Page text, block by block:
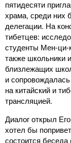
пятидесяти
храма, среди них
делегации. На
тибетцев:
студенты Мен-ци-
также школьники
близлежащих
и
на китайский и
трансляцией.
Диалог открыл
хотел бы
состоится